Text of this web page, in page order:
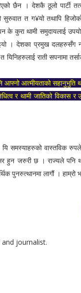
छैन । देशकै ठूलो पार्टी
त ग¥यो तथापि
के कुरा थामी समुदायलाई
। देशका प्रमुख दलहरुसँग
यिनिहरुलाई राती सपनामा
आत्मीयताको सहानुभुति
र थामी जातिको विकास र
वास्तविक रुपले
हुन जरुरी छ । राज्यले पनि
पुनरुत्थानमा लागौं । हाम्रो
journalist.